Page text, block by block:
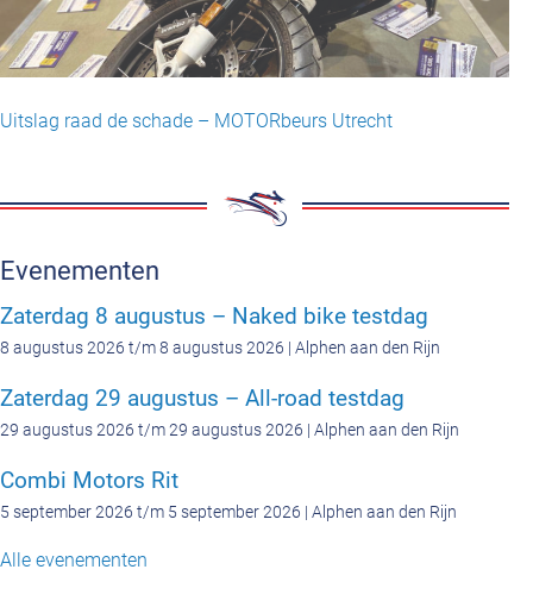
Uitslag raad de schade – MOTORbeurs Utrecht
Evenementen
Zaterdag 8 augustus – Naked bike testdag
8 augustus 2026 t/m 8 augustus 2026 | Alphen aan den Rijn
Zaterdag 29 augustus – All-road testdag
29 augustus 2026 t/m 29 augustus 2026 | Alphen aan den Rijn
Combi Motors Rit
5 september 2026 t/m 5 september 2026 | Alphen aan den Rijn
Alle evenementen